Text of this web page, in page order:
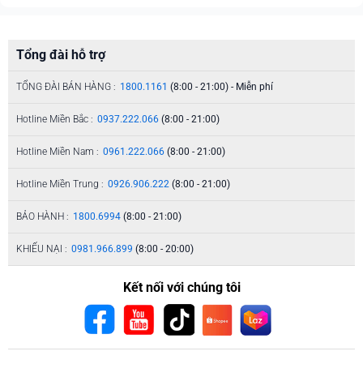
Tổng đài hỗ trợ
TỔNG ĐÀI BÁN HÀNG : 1800.1161 (8:00 - 21:00) - Miễn phí
Hotline Miền Bắc : 0937.222.066 (8:00 - 21:00)
Hotline Miền Nam : 0961.222.066 (8:00 - 21:00)
Hotline Miền Trung : 0926.906.222 (8:00 - 21:00)
BẢO HÀNH : 1800.6994 (8:00 - 21:00)
KHIẾU NẠI : 0981.966.899 (8:00 - 20:00)
Kết nối với chúng tôi